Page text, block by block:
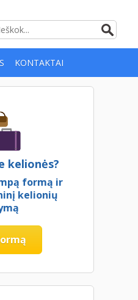
KONTAKTAI
kelionės?
formą ir
kelionių